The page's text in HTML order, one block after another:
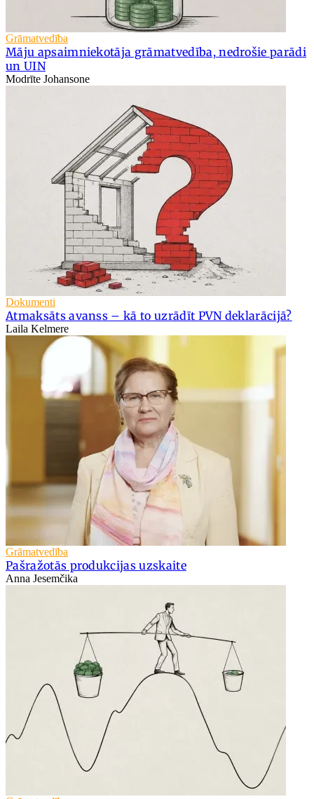
Grāmatvedība
Māju apsaimniekotāja grāmatvedība, nedrošie parādi
un UIN
Modrīte Johansone
Dokumenti
Atmaksāts avanss – kā to uzrādīt PVN deklarācijā?
Laila Kelmere
Grāmatvedība
Pašražotās produkcijas uzskaite
Anna Jesemčika